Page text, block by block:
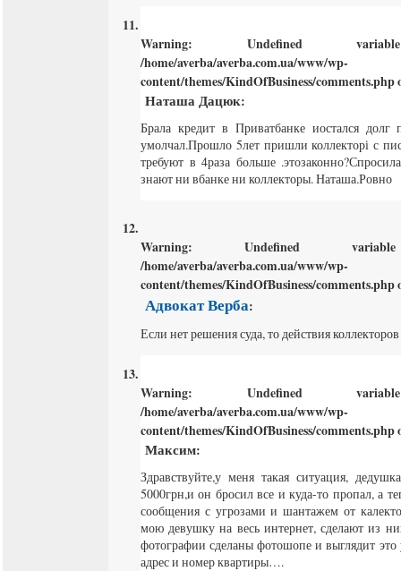
Warning: Undefined
/home/averba/averba.com.ua/www/wp-
content/themes/KindOfBusiness/comments.php
Наташа Дацюк:
Брала кредит в Приватбанке иостался
умолчал.Прошло 5лет пришли коллекторі с
требуют в 4раза больше
знают ни вбанке ни коллекторы. Наташа.Ровно
Warning: Undefined
/home/averba/averba.com.ua/www/wp-
content/themes/KindOfBusiness/comments.php
Адвокат Верба:
Если нет решения суда, то действия
Warning: Undefined
/home/averba/averba.com.ua/www/wp-
content/themes/KindOfBusiness/comments.php
Максим:
Здравствуйте,у меня такая ситуация,
5000грн,и он бросил все и куда-то пропал, а
сообщения с угрозами и шантажем от
мою девушку на весь интернет, сделают из
фотографии сделаны фотошопе и выглядит это
адрес и номер квартиры….